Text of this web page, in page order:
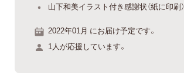
山下和美イラスト付き感謝状（紙に印刷）
2022年01月 にお届け予定です。
1人が応援しています。